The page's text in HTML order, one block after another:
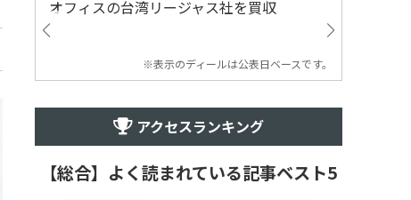
オフィスの台湾リージャス社を買収
※表示のディールは公表日ベースです。
アクセスランキング
【総合】よく読まれている記事ベスト5